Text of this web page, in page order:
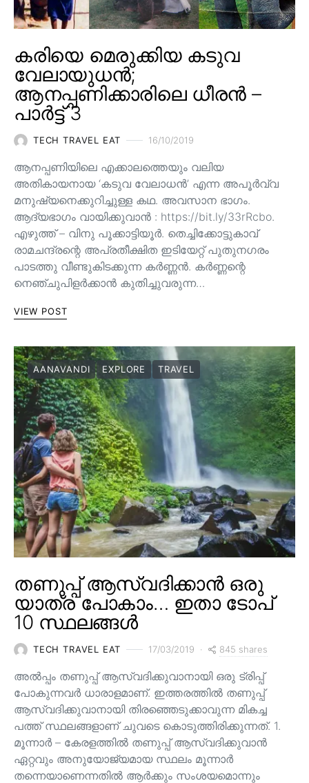
കരിയെ മെരുക്കിയ കടുവ
വേലായുധൻ;
ആനപ്പണിക്കാരിലെ ധീരൻ –
പാർട്ട് 3
TECH TRAVEL EAT 16/10/2019
ആനപ്പണിയിലെ എക്കാലത്തെയും വലിയ
അതികായനായ ‘കടുവ വേലാധൻ’ എന്ന അപൂർവ്വ
മനുഷ്യനെക്കുറിച്ചുള്ള കഥ. അവസാന ഭാഗം.
ആദ്യഭാഗം വായിക്കുവാൻ : https://bit.ly/33rRcbo.
എഴുത്ത് – വിനു പൂക്കാട്ടിയൂർ. തെച്ചിക്കോട്ടുകാവ്
രാമചന്ദ്രന്റെ അപ്രതീക്ഷിത ഇടിയേറ്റ് പുതുനഗരം
പാടത്തു വീണ്ടുകിടക്കുന്ന കർണ്ണൻ. കർണ്ണന്റെ
നെഞ്ചുപിളർക്കാൻ കുതിച്ചുവരുന്ന…
VIEW POST
AANAVANDI EXPLORE TRAVEL
തണുപ്പ് ആസ്വദിക്കാൻ ഒരു
യാത്ര പോകാം… ഇതാ ടോപ്
10 സ്ഥലങ്ങൾ
TECH TRAVEL EAT 17/03/2019 845 shares
അൽപ്പം തണുപ്പ് ആസ്വദിക്കുവാനായി ഒരു ട്രിപ്പ്
പോകുന്നവർ ധാരാളമാണ്. ഇത്തരത്തിൽ തണുപ്പ്
ആസ്വദിക്കുവാനായി തിരഞ്ഞെടുക്കാവുന്ന മികച്ച
പത്ത് സ്ഥലങ്ങളാണ് ചുവടെ കൊടുത്തിരിക്കുന്നത്. 1.
മൂന്നാർ – കേരളത്തിൽ തണുപ്പ് ആസ്വദിക്കുവാൻ
ഏറ്റവും അനുയോജ്യമായ സ്ഥലം മൂന്നാർ
തന്നെയാണെന്നതിൽ ആർക്കും സംശയമൊന്നും